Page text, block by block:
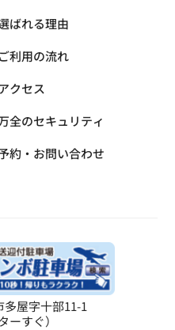
ばれる理由
ご利用の流れ
クセス
全のセキュリティ
約・お問い合わせ
多屋字十部11-1
ーすぐ）